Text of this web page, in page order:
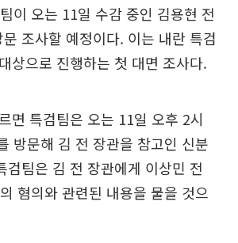
이 오는 11일 수감 중인 김용현 전
조사할 예정이다. 이는 내란 특검
상으로 진행하는 첫 대면 조사다.
면 특검팀은 오는 11일 오후 2시
방문해 김 전 장관을 참고인 신분
검팀은 김 전 장관에게 이상민 전
혐의와 관련된 내용을 물을 것으